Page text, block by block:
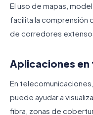
El uso de mapas,
facilita la comprensión
de corredores
Aplicaciones
En
puede ayudar a
fibra, zonas de